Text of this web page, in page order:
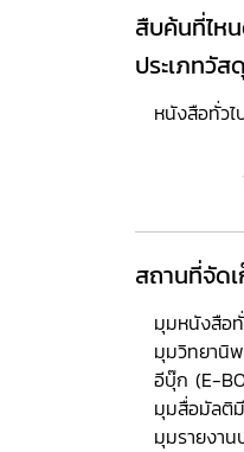
สืบค้นที่ไห
ประเภทวัสดุ
หนังสือทั่วไ
สถานที่จัด
มุมหนังสือ
มุมวิทยานิ
อีบุ๊ก (E-
มุมสื่อมัลติ
มุมรายงาน